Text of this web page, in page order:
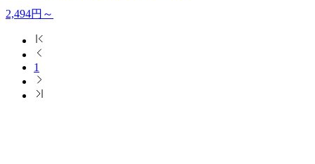
2,494円～
1